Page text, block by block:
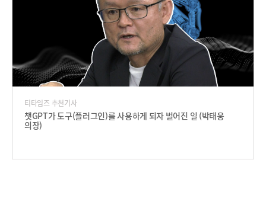
티타임즈 추천기사
챗GPT가 도구(플러그인)를 사용하게 되자 벌어진 일 (박태웅
의장)